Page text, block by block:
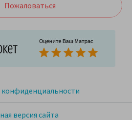
версия сайта
Пожаловаться